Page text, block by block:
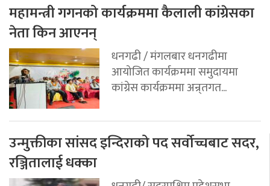
महामन्त्री गगनको कार्यक्रममा कैलाली कांग्रेसका
नेता किन आएनन्
धनगढी / मंगलबार धनगढीमा
आयोजित कार्यक्रममा समुदायमा
कांग्रेस कार्यक्रममा अन्र्तगत...
उन्मुक्तीका सांसद इन्दिराको पद सर्वोच्चबाट सदर,
रञ्जितालाई धक्का